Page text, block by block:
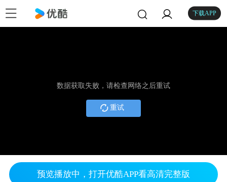
下载APP
数据获取失败，请检查网络之后重试
重试
预览播放中，打开优酷APP看高清完整版